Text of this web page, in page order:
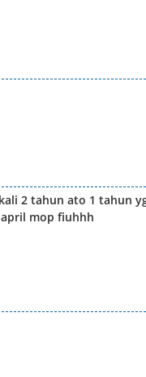
2 tahun ato 1 tahun
mop fiuhhh